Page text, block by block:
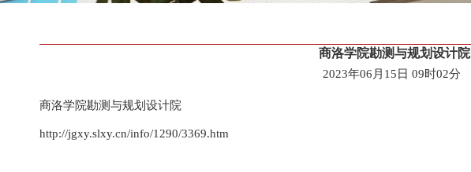
商洛学院勘测与规划设计院
2023年06月15日 09时02分
商洛学院勘测与规划设计院
http://jgxy.slxy.cn/info/1290/3369.htm